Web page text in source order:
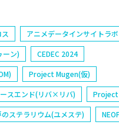
アニメデータインサイトラボ
ーン)
CEDEC 2024
Project Mugen(仮)
スエンド(リバ×リバ)
ステラリウム(ユメステ)